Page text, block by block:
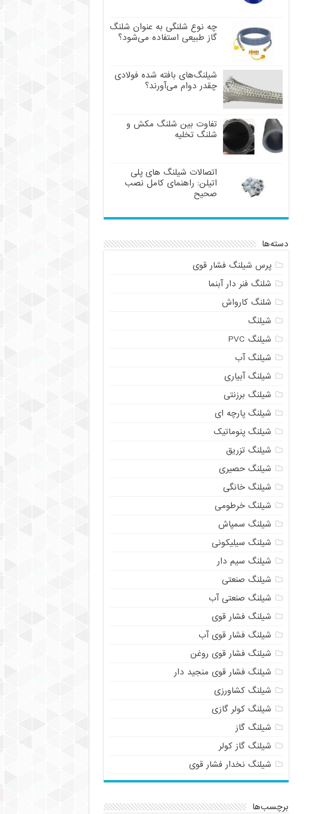
چه نوع شلنگی به عنوان شلنگ
گاز طبیعی استفاده می‌شود؟
شیلنگ‌های بافته شده فولادی
چقدر دوام می‌آورند؟
تفاوت بین شلنگ مکش و
شلنگ تخلیه
اتصالات شیلنگ های پلی
اتیلن: راهنمای کامل نصب
صحیح
دسته‌ها
پرس شیلنگ فشار قوی
شلنگ فنر دار آبنما
شلنگ کارواش
شیلنگ
شیلنگ PVC
شیلنگ آب
شیلنگ آبیاری
شیلنگ برزنتی
شیلنگ پارچه ای
شیلنگ پنوماتیک
شیلنگ تزریق
شیلنگ حصیری
شیلنگ خانگی
شیلنگ خرطومی
شیلنگ سمپاش
شیلنگ سیلیکونی
شیلنگ سیم دار
شیلنگ صنعتی
شیلنگ صنعتی آب
شیلنگ فشار قوی
شیلنگ فشار قوی آب
شیلنگ فشار قوی روغن
شیلنگ فشار قوی منجید دار
شیلنگ کشاورزی
شیلنگ کولر گازی
شیلنگ گاز
شیلنگ گاز کولر
شیلنگ نخدار فشار قوی
برچسب‌ها